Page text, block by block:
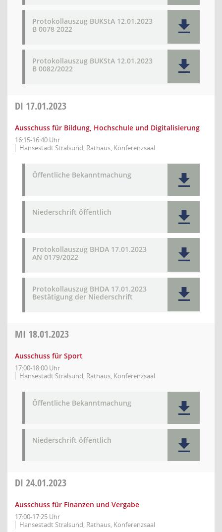
Protokollauszug BUKStA 12.01.2023
B 0078 2022
Protokollauszug BUKStA 12.01.2023
B 0082/2022
DI 17.01.2023
Ausschuss für Bildung, Hochschule und Digitalisierung
16:15-16:40 Uhr
Hansestadt Stralsund, Rathaus, Konferenzsaal
Öffentliche Bekanntmachung
Niederschrift öffentlich
Protokollauszug BHDA 17.01.2023
AN 0179/2022
Protokollauszug BHDA 17.01.2023
Bestätigung der Niederschrift
MI 18.01.2023
Ausschuss für Sport
17:00-18:00 Uhr
Hansestadt Stralsund, Rathaus, Konferenzsaal
Öffentliche Bekanntmachung
Niederschrift öffentlich
DI 24.01.2023
Ausschuss für Finanzen und Vergabe
17:00-17:25 Uhr
Hansestadt Stralsund, Rathaus, Konferenzsaal